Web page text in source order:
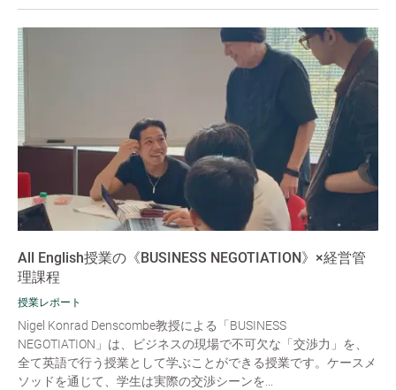
All English授業の《BUSINESS NEGOTIATION》×経営管
理課程
授業レポート
Nigel Konrad Denscombe教授による「BUSINESS
NEGOTIATION」は、ビジネスの現場で不可欠な「交渉力」を、
全て英語で行う授業として学ぶことができる授業です。ケースメ
ソッドを通じて、学生は実際の交渉シーンを...